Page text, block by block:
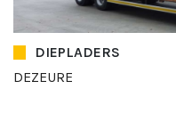
DIEPLADERS
DEZEURE